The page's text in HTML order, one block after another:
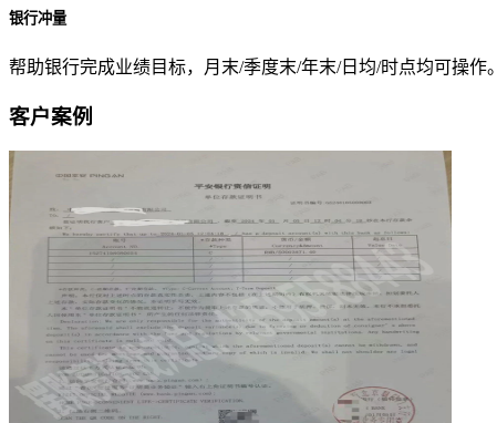
银行冲量
帮助银行完成业绩目标，月末/季度末/年末/日均/时点均可操作。
客户案例